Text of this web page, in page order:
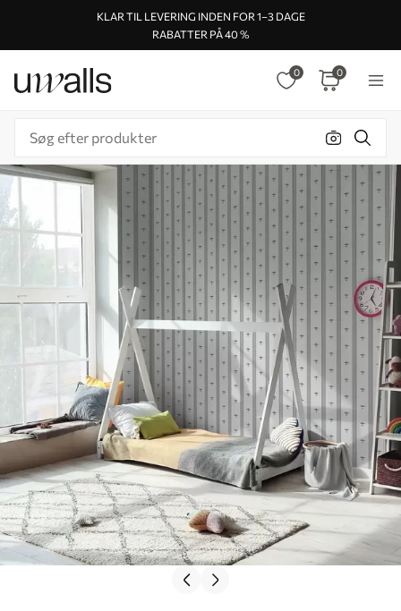
KLAR TIL LEVERING INDEN FOR 1–3 DAGE
RABATTER PÅ 40 %
0 0